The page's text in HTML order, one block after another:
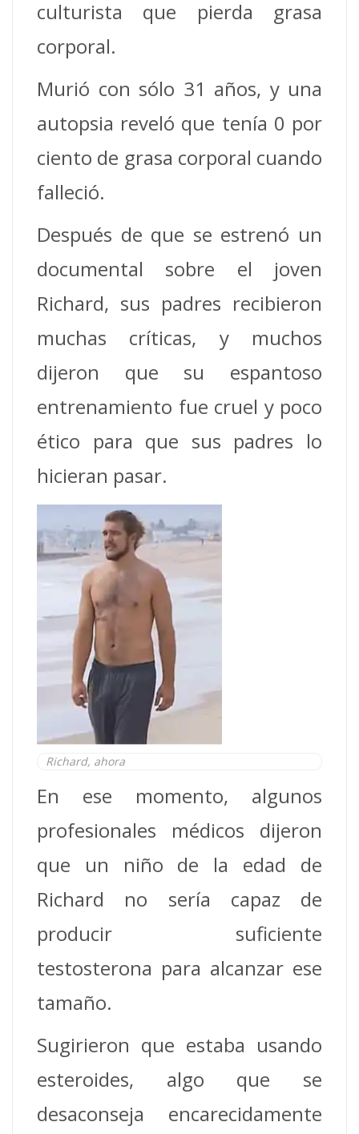
culturista que pierda grasa
corporal.
Murió con sólo 31 años, y una
autopsia reveló que tenía 0 por
ciento de grasa corporal cuando
falleció.
Después de que se estrenó un
documental sobre el joven
Richard, sus padres recibieron
muchas críticas, y muchos
dijeron que su espantoso
entrenamiento fue cruel y poco
ético para que sus padres lo
hicieran pasar.
Richard, ahora
En ese momento, algunos
profesionales médicos dijeron
que un niño de la edad de
Richard no sería capaz de
producir suficiente
testosterona para alcanzar ese
tamaño.
Sugirieron que estaba usando
esteroides, algo que se
desaconseja encarecidamente